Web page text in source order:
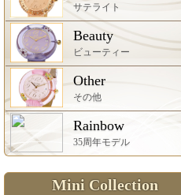
サテライト
Beauty
ビューティー
Other
その他
Rainbow
35周年モデル
Mini Collection